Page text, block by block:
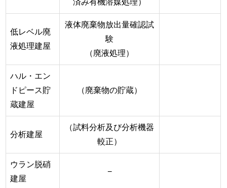
済み有機溶媒処理）
低レベル廃
液処理建屋
液体廃棄物放出量確認試
験
（廃液処理）
ハル・エン
ドピース貯
蔵建屋
（廃棄物の貯蔵）
分析建屋
（試料分析及び分析機器
較正）
ウラン脱硝
建屋
−